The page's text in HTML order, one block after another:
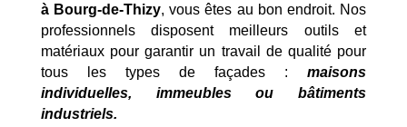
à Bourg-de-Thizy, vous êtes au bon endroit. Nos
professionnels disposent meilleurs outils et
matériaux pour garantir un travail de qualité pour
tous les types de façades :maisons
individuelles, immeubles ou bâtiments
industriels.